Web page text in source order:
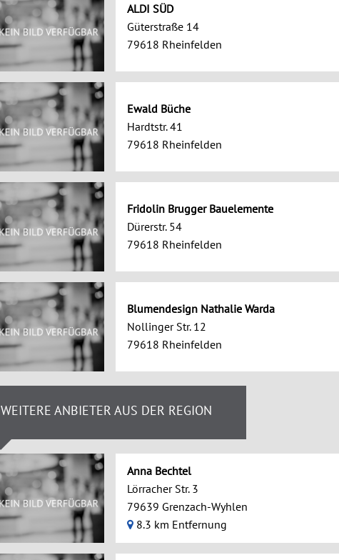
ALDI SÜD
Güterstraße 14
79618 Rheinfelden
Ewald Büche
Hardtstr. 41
79618 Rheinfelden
Fridolin Brugger Bauelemente
Dürerstr. 54
79618 Rheinfelden
Blumendesign Nathalie Warda
Nollinger Str. 12
79618 Rheinfelden
WEITERE ANBIETER AUS DER REGION
Anna Bechtel
Lörracher Str. 3
79639 Grenzach-Wyhlen
8.3 km Entfernung